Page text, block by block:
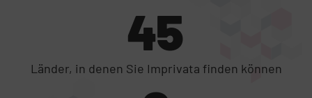
45
Länder, in denen Sie Imprivata finden können